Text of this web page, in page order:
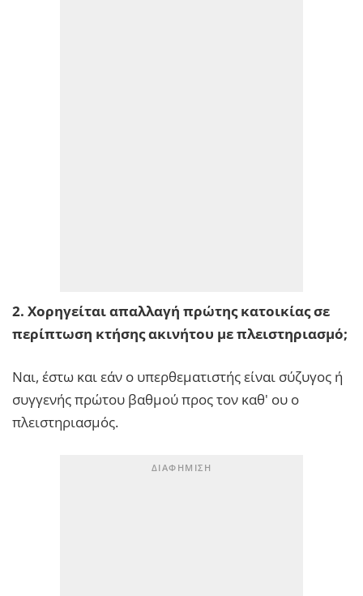
2. Χορηγείται απαλλαγή πρώτης κατοικίας σε
περίπτωση κτήσης ακινήτου με πλειστηριασμό;
Ναι, έστω και εάν ο υπερθεματιστής είναι σύζυγος ή
συγγενής πρώτου βαθμού προς τον καθ' ου ο
πλειστηριασμός.